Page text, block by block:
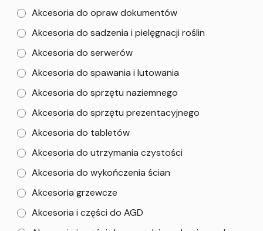
Akcesoria do opraw dokumentów
Akcesoria do sadzenia i pielęgnacji roślin
Akcesoria do serwerów
Akcesoria do spawania i lutowania
Akcesoria do sprzętu naziemnego
Akcesoria do sprzętu prezentacyjnego
Akcesoria do tabletów
Akcesoria do utrzymania czystości
Akcesoria do wykończenia ścian
Akcesoria grzewcze
Akcesoria i części do AGD